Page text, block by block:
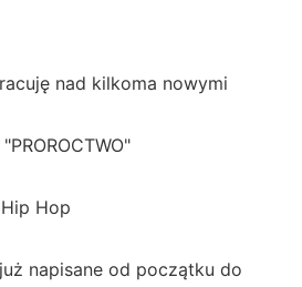
nad kilkoma nowymi
Hop
napisane od początku do